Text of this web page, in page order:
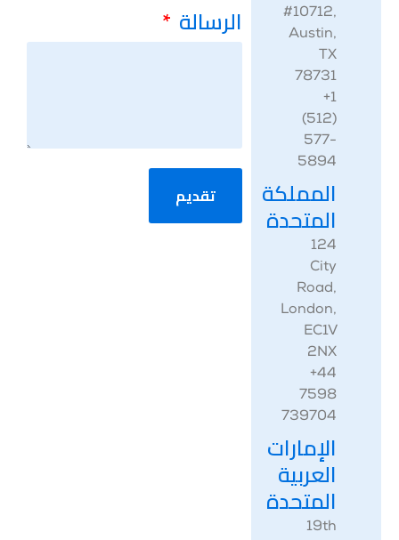
#10712,
Austin,
TX
78731
‎+1
(512)
577-
5894
المملكة
المتحدة
‎124
City
Road,
London,
EC1V
2NX
‎+44
7598
739704
الإمارات
العربية
المتحدة
‎19th
الرسالة
تقديم